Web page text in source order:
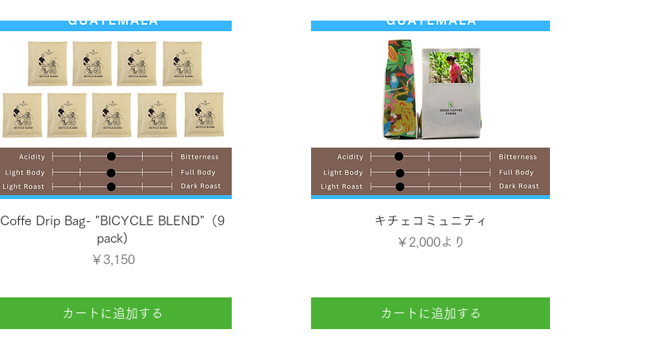
クイックビュー
Coffe Drip Bag- "BICYCLE BLEND"（9
pack)
価格
￥3,150
カートに追加する
クイックビュー
キチェコミュニティ
￥2,000より
セール価格
カートに追加する